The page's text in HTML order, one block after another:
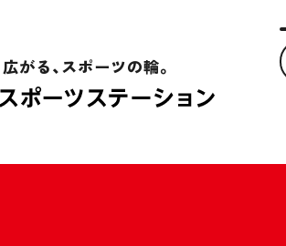
がる、スポーツの輪。